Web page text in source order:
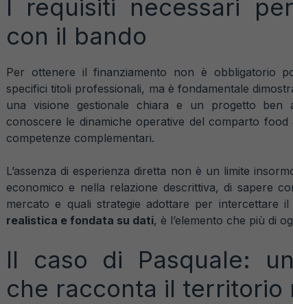
I requisiti necessari
con il bando
Per ottenere il finanziamento non è obbligatorio
specifici titoli professionali, ma è fondamentale
una visione gestionale chiara e un progetto ben
conoscere le dinamiche operative del comparto
competenze complementari.
L’assenza di esperienza diretta non è un limite
economico e nella relazione descrittiva, di sapere
mercato e quali strategie adottare per intercettare
realistica e fondata su dati, è l’elemento che più di
Il caso di Pasquale:
che racconta il territorio